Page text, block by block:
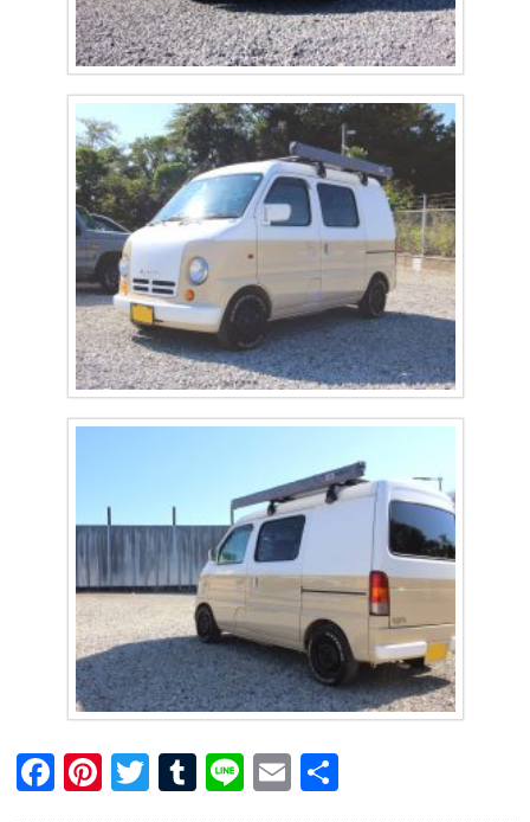
F
Pi
T
T
Li
E